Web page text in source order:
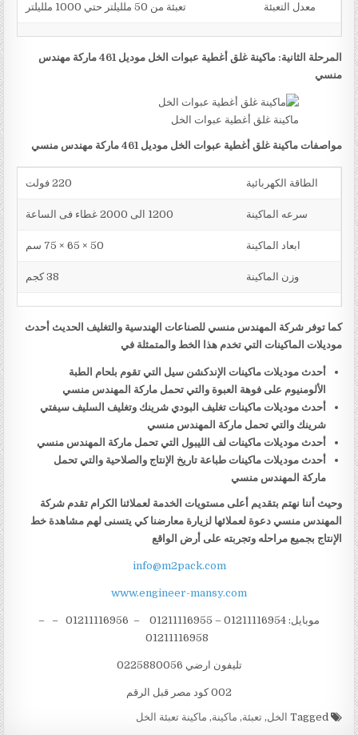
معدل التعبئة تعبئة من 50 ملليلتر حتي 1000 ملليلتر
المرحلة الثانية: ماكينة غلق أغطية عبوات الخل موديل 461 ماركة مهندس
منسي
ماكينة غلق أغطية عبوات الخل
مواصفات ماكينة غلق أغطية عبوات الخل موديل 461 ماركة مهندس منسي
الطاقة الكهربائية 220 فولت
سرعه الماكينة 1200 الى 2000 غطاء فى الساعة
ابعاد الماكينة 50 × 65 × 75 سم
وزن الماكينة 38 كجم
كما توفر شركة المهندس منسي للصناعات الهندسية والتغليف الحديث أحدث
موديلات الماكينات التي تخدم هذا الخط والمتمثلة في
أحدث موديلات ماكينات الإندكشن سيل التي تقوم بلحام الطبة
الألومنيوم على فوهة العبوة والتي تحمل ماركة المهندس منسي
أحدث موديلات ماكينات تغليف البودي شرينك وتغليف السليف سيفتي
شرينك والتي تحمل ماركة المهندس منسي
أحدث موديلات ماكينات لف الليبول التي تحمل ماركة المهندس منسي
أحدث موديلات ماكينات طباعة تاريخ الإنتاج والصلاحية والتي تحمل
ماركة المهندس منسي
وحيث أننا نهتم بتقديم أعلى مستويات الخدمة لعملائنا الكرام تقدم شركة
المهندس منسي دعوة لعملائها لزيارة معارضنا كي يتسنى لهم مشاهدة خط
الإنتاج بجميع مراحله وتجربته على أرض الواقع
info@m2pack.com
www.engineer-mansy.com
موبايل: 01211116954 – 01211116955 – 01211116956 – –
تليفون ارضي 0225880056
002 كود مصر قبل الرقم
Tagged الخل,تعبئة, ماكينة, ماكينة تعبئة الخل